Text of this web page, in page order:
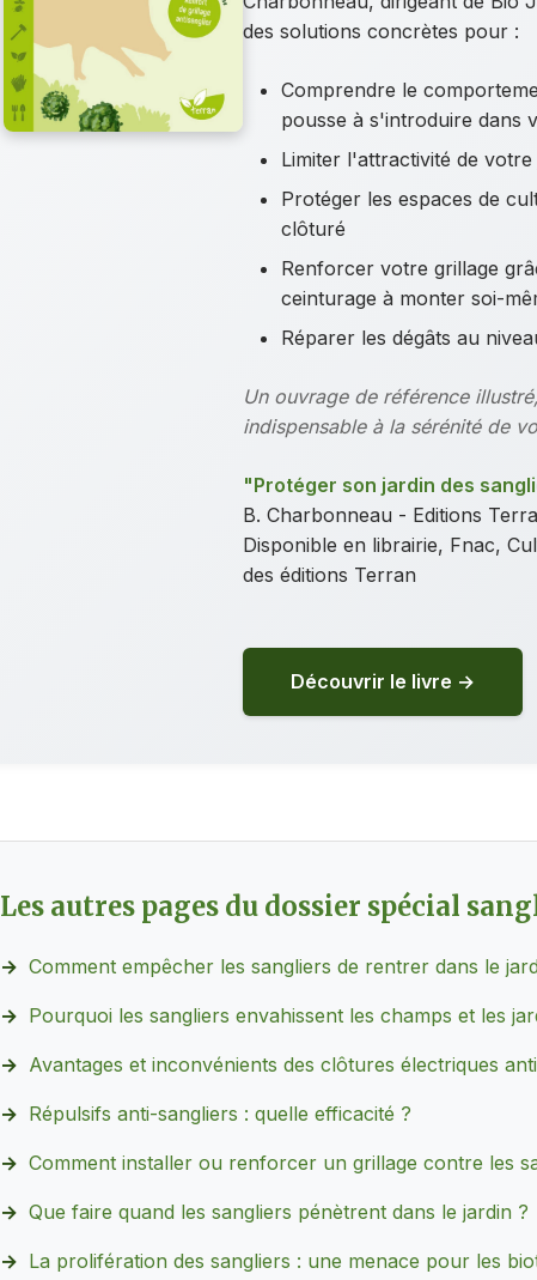
des solutions concrètes pour :
Comprendre le
pousse à s'introduire dans
Limiter l'attractivité de votre
Protéger les espaces de
clôturé
Renforcer votre grillage
ceinturage à monter soi-
Réparer les dégâts au
Un ouvrage de référence
indispensable à la sérénité de
"Protéger son jardin des
B. Charbonneau - Editions
Disponible en librairie, Fnac,
des éditions Terran
Découvrir le livre →
Les autres pages du dossier spécial
Comment empêcher les sangliers de rentrer dans le
Pourquoi les sangliers envahissent les champs et les
Avantages et inconvénients des clôtures électriques
Répulsifs anti-sangliers : quelle efficacité ?
Comment installer ou renforcer un grillage contre les
Que faire quand les sangliers pénètrent dans le jardin ?
La prolifération des sangliers : une menace pour les